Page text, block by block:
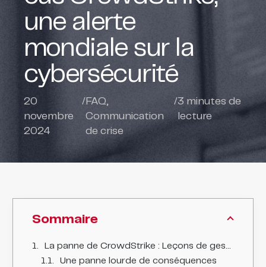
une alerte
mondiale sur la
cybersécurité
20
novembre
2024
/FAQ,
Communication
de crise
/3 minutes de
lecture
Sommaire
La panne de CrowdStrike : Leçons de gestion de crise et stratégies de résilience face aux risques cyber
Une panne lourde de conséquences